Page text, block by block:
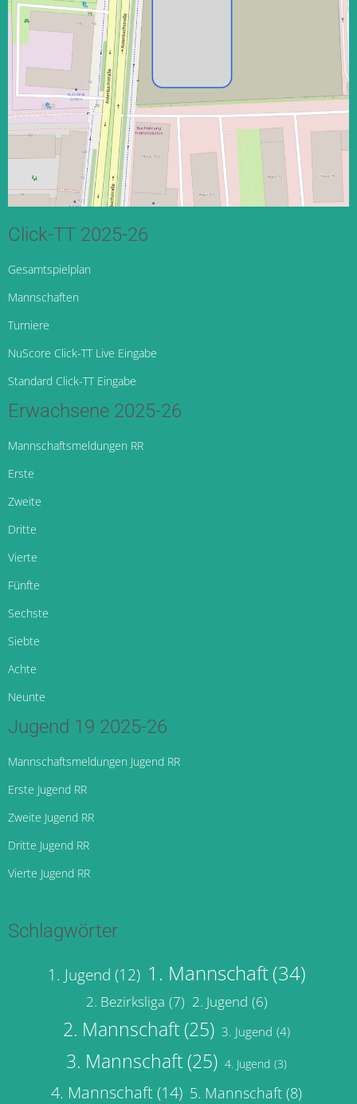
Click-TT 2025-26
Gesamtspielplan
Mannschaften
Turniere
NuScore Click-TT Live Eingabe
Standard Click-TT Eingabe
Erwachsene 2025-26
Mannschaftsmeldungen RR
Erste
Zweite
Dritte
Vierte
Fünfte
Sechste
Siebte
Achte
Neunte
Jugend 19 2025-26
Mannschaftsmeldungen Jugend RR
Erste Jugend RR
Zweite Jugend RR
Dritte Jugend RR
Vierte Jugend RR
Schlagwörter
1. Jugend (12) 1. Mannschaft(34)
2. Bezirksliga (7) 2. Jugend (6)
2. Mannschaft (25) 3. Jugend (4)
3. Mannschaft (25) 4. Jugend (3)
4. Mannschaft(14) 5. Mannschaft (8)